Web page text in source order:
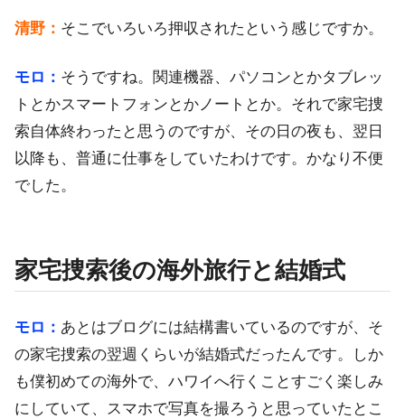
清野： そこでいろいろ押収されたという感じですか。
モロ： そうですね。関連機器、パソコンとかタブレッ
トとかスマートフォンとかノートとか。それで家宅捜
索自体終わったと思うのですが、その日の夜も、翌日
以降も、普通に仕事をしていたわけです。かなり不便
でした。
家宅捜索後の海外旅行と結婚式
モロ： あとはブログには結構書いているのですが、そ
の家宅捜索の翌週くらいが結婚式だったんです。しか
も僕初めての海外で、ハワイへ行くことすごく楽しみ
にしていて、スマホで写真を撮ろうと思っていたとこ